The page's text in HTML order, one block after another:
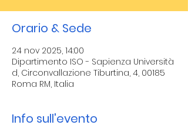
Orario & Sede
24 nov 2025, 14:00
Dipartimento ISO - Sapienza Università
d, Circonvallazione Tiburtina, 4, 00185
Roma RM, Italia
Info sull'evento